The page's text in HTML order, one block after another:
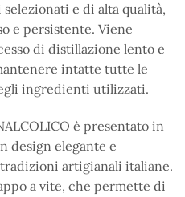
e di alta qualità,
e persistente. Viene
di distillazione lento e
intatte tutte le
ingredienti utilizzati.
è presentato in
design elegante e
artigianali italiane.
a vite, che permette di